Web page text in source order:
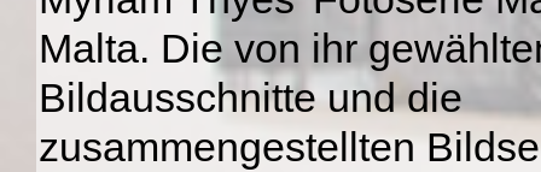
Malta. Die von ihr
Bildausschnitte und die
zusammengestellten